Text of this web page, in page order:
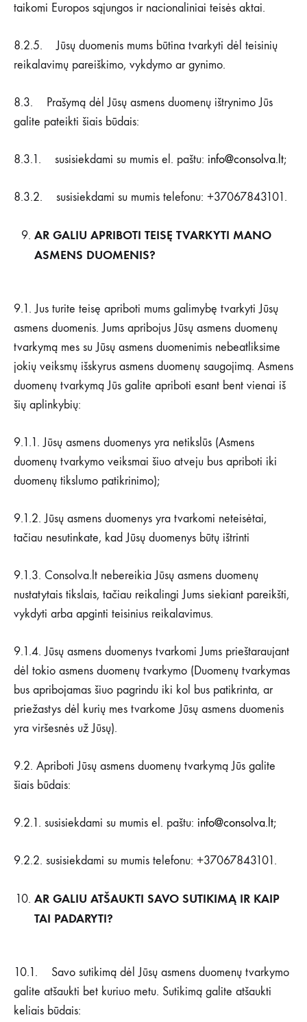
taikomi Europos sąjungos ir nacionaliniai teisės aktai.
8.2.5. Jūsų duomenis mums būtina tvarkyti dėl teisinių
reikalavimų pareiškimo, vykdymo ar gynimo.
8.3. Prašymą dėl Jūsų asmens duomenų ištrynimo Jūs
galite pateikti šiais būdais:
8.3.1. susisiekdami su mumis el. paštu: info@consolva.lt;
8.3.2. susisiekdami su mumis telefonu: +37067843101.
AR GALIU APRIBOTI TEISĘ TVARKYTI MANO
ASMENS DUOMENIS?
9.1. Jus turite teisę apriboti mums galimybę tvarkyti Jūsų
asmens duomenis. Jums apribojus Jūsų asmens duomenų
tvarkymą mes su Jūsų asmens duomenimis nebeatliksime
jokių veiksmų išskyrus asmens duomenų saugojimą. Asmens
duomenų tvarkymą Jūs galite apriboti esant bent vienai iš
šių aplinkybių:
9.1.1. Jūsų asmens duomenys yra netikslūs (Asmens
duomenų tvarkymo veiksmai šiuo atveju bus apriboti iki
duomenų tikslumo patikrinimo);
9.1.2. Jūsų asmens duomenys yra tvarkomi neteisėtai,
tačiau nesutinkate, kad Jūsų duomenys būtų ištrinti
9.1.3. Consolva.lt nebereikia Jūsų asmens duomenų
nustatytais tikslais, tačiau reikalingi Jums siekiant pareikšti,
vykdyti arba apginti teisinius reikalavimus.
9.1.4. Jūsų asmens duomenys tvarkomi Jums prieštaraujant
dėl tokio asmens duomenų tvarkymo (Duomenų tvarkymas
bus apribojamas šiuo pagrindu iki kol bus patikrinta, ar
priežastys dėl kurių mes tvarkome Jūsų asmens duomenis
yra viršesnės už Jūsų).
9.2. Apriboti Jūsų asmens duomenų tvarkymą Jūs galite
šiais būdais:
9.2.1. susisiekdami su mumis el. paštu: info@consolva.lt;
9.2.2. susisiekdami su mumis telefonu: +37067843101.
AR GALIU ATŠAUKTI SAVO SUTIKIMĄ IR KAIP
TAI PADARYTI?
10.1. Savo sutikimą dėl Jūsų asmens duomenų tvarkymo
galite atšaukti bet kuriuo metu. Sutikimą galite atšaukti
keliais būdais: